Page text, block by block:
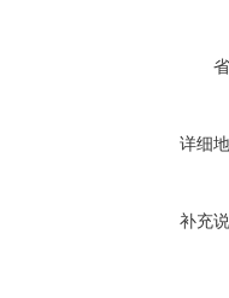
详细
补充